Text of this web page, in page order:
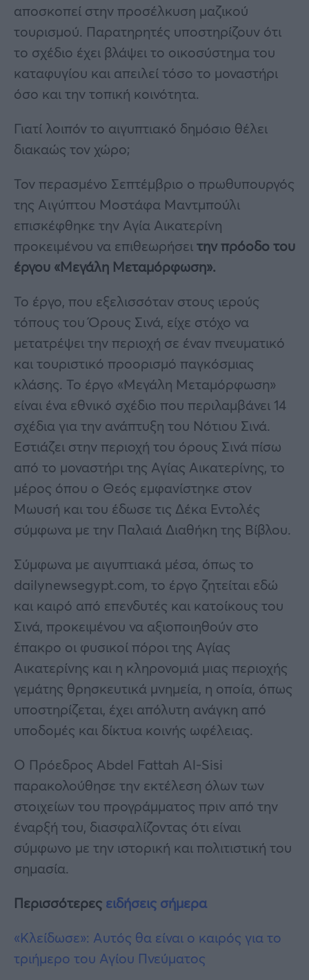
αποσκοπεί στην προσέλκυση μαζικού
τουρισμού. Παρατηρητές υποστηρίζουν ότι
το σχέδιο έχει βλάψει το οικοσύστημα του
καταφυγίου και απειλεί τόσο το μοναστήρι
όσο και την τοπική κοινότητα.
Γιατί λοιπόν το αιγυπτιακό δημόσιο θέλει
διακαώς τον χώρο;
Τον περασμένο Σεπτέμβριο ο πρωθυπουργός
της Αιγύπτου Μοστάφα Μαντμπούλι
επισκέφθηκε την Αγία Αικατερίνη
προκειμένου να επιθεωρήσειτην πρόοδο του
έργου «Μεγάλη Μεταμόρφωση».
Το έργο, που εξελισσόταν στους ιερούς
τόπους του Όρους Σινά, είχε στόχο να
μετατρέψει την περιοχή σε έναν πνευματικό
και τουριστικό προορισμό παγκόσμιας
κλάσης. Το έργο «Μεγάλη Μεταμόρφωση»
είναι ένα εθνικό σχέδιο που περιλαμβάνει 14
σχέδια για την ανάπτυξη του Νότιου Σινά.
Εστιάζει στην περιοχή του όρους Σινά πίσω
από το μοναστήρι της Αγίας Αικατερίνης, το
μέρος όπου ο Θεός εμφανίστηκε στον
Μωυσή και του έδωσε τις Δέκα Εντολές
σύμφωνα με την Παλαιά Διαθήκη της Βίβλου.
Σύμφωνα με αιγυπτιακά μέσα, όπως το
dailynewsegypt.com, το έργο ζητείται εδώ
και καιρό από επενδυτές και κατοίκους του
Σινά, προκειμένου να αξιοποιηθούν στο
έπακρο οι φυσικοί πόροι της Αγίας
Αικατερίνης και η κληρονομιά μιας περιοχής
γεμάτης θρησκευτικά μνημεία, η οποία, όπως
υποστηρίζεται, έχει απόλυτη ανάγκη από
υποδομές και δίκτυα κοινής ωφέλειας.
Ο Πρόεδρος Abdel Fattah Al-Sisi
παρακολούθησε την εκτέλεση όλων των
στοιχείων του προγράμματος πριν από την
έναρξή του, διασφαλίζοντας ότι είναι
σύμφωνο με την ιστορική και πολιτιστική του
σημασία.
Περισσότερες ειδήσεις σήμερα
«Κλείδωσε»: Αυτός θα είναι ο καιρός για το
τριήμερο του Αγίου Πνεύματος